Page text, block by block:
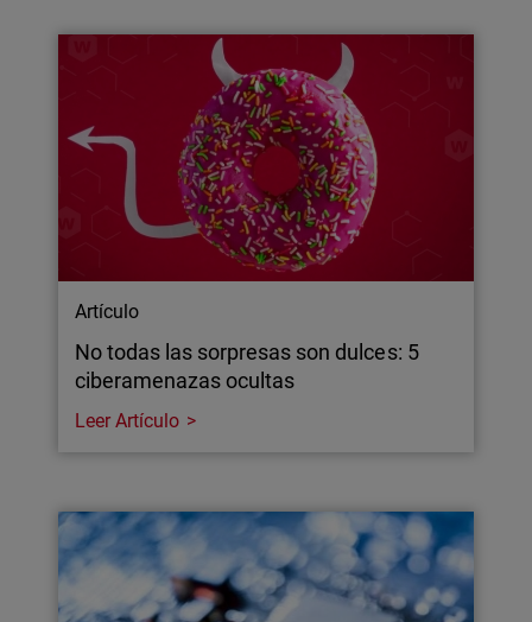
Artículo
No todas las sorpresas son dulces: 5
ciberamenazas ocultas
Leer Artículo